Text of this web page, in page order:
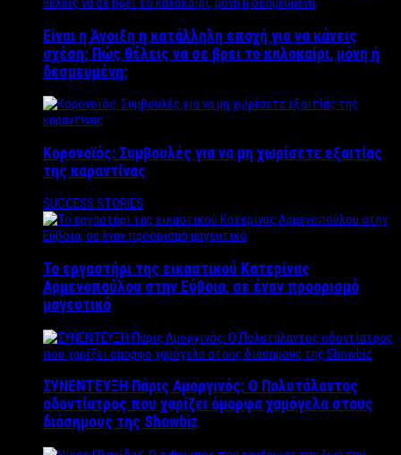
Είναι η Άνοιξη η κατάλληλη εποχή για να κάνεις
σχέση; Πώς θέλεις να σε βρει το καλοκαίρι, μόνη ή
δεσμευμένη;
Κορονοϊός: Συμβουλές για να μη χωρίσετε εξαιτίας
της καραντίνας
SUCCESS STORIES
Το εργαστήρι της εικαστικού Κατερίνας
Αρμενοπούλου στην Εύβοια, σε έναν προορισμό
μαγευτικό
ΣΥΝΕΝΤΕΥΞΗ Πάρις Αμοργινός: O Πολυτάλαντος
οδοντίατρος που χαρίζει όμορφα χαμόγελα στους
διάσημους της Showbiz